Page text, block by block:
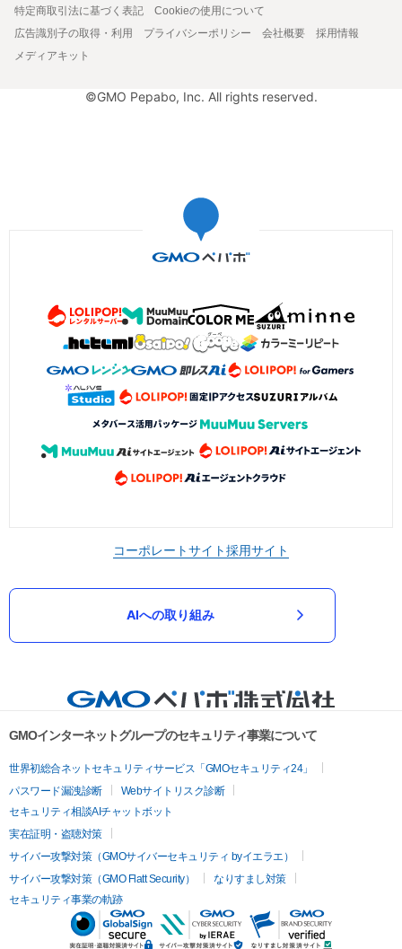
特定商取引法に基づく表記
Cookieの使用について
広告識別子の取得・利用
プライバシーポリシー 会社概要
採用情報
メディアキット
©GMO Pepabo, Inc. All rights reserved.
コーポレートサイト採用サイト
AIへの取り組み
GMOインターネットグループのセキュリティ事業について
世界初総合ネットセキュリティサービス「GMOセキュリティ24」
パスワード漏洩診断
Webサイトリスク診断
セキュリティ相談AIチャットボット
実在証明・盗聴対策
サイバー攻撃対策（GMOサイバーセキュリティ byイエラエ）
サイバー攻撃対策（GMO Flatt Security）
なりすまし対策
セキュリティ事業の軌跡